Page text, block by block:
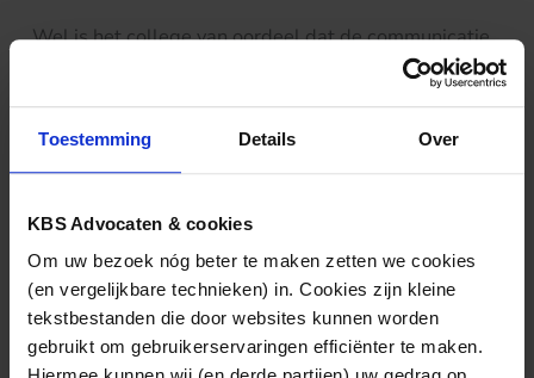
Toestemming Details Over
KBS Advocaten & cookies
Om uw bezoek nóg beter te maken zetten we cookies
(en vergelijkbare technieken) in. Cookies zijn kleine
tekstbestanden die door websites kunnen worden
gebruikt om gebruikerservaringen efficiënter te maken.
Wel is het college van oordeel dat de communicatie
zijdens verweerder zeker geen schoonheidsprijs
verdient. Verweerder had na de operatie meer en
eerder aandacht aan klager moeten besteden,
mogelijk met een huisbezoek. Het college acht het
teleurstellend werd ervaren. Maar deze attitude
dat verweerder daarvan een tuchtrechtelijk verwijt
zou zijn te maken.
Klikhiervoor de uitspraak.